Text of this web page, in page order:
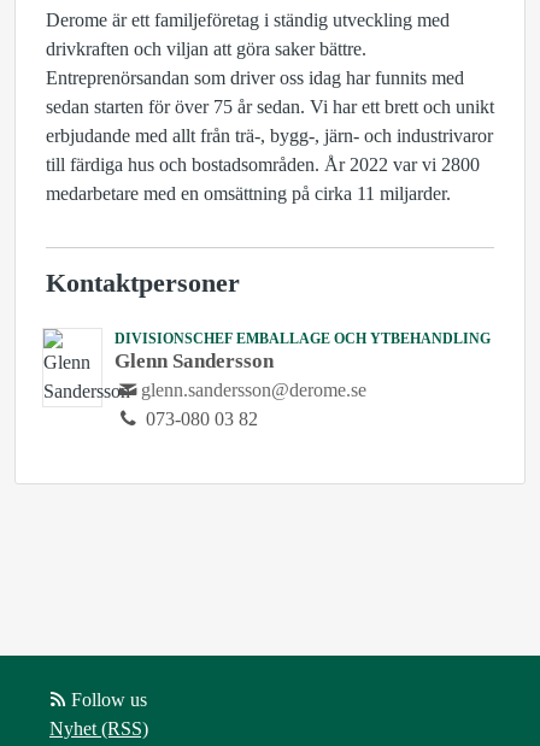
Derome är ett familjeföretag i ständig utveckling med
drivkraften och viljan att göra saker bättre.
Entreprenörsandan som driver oss idag har funnits med
sedan starten för över 75 år sedan. Vi har ett brett och unikt
erbjudande med allt från trä-, bygg-, järn- och industrivaror
till färdiga hus och bostadsområden. År 2022 var vi 2800
medarbetare med en omsättning på cirka 11 miljarder.
Kontaktpersoner
DIVISIONSCHEF EMBALLAGE OCH YTBEHANDLING
Glenn Sandersson
glenn.sandersson@derome.se
073-080 03 82
Follow us
Nyhet (RSS)